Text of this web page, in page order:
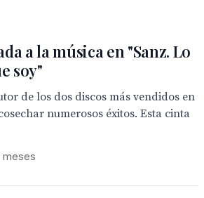
a la música en "Sanz. Lo
soy"
de los dos discos más vendidos en
numerosos éxitos. Esta cinta
meses